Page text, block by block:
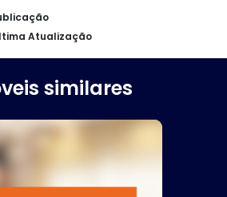
Atualização
similares